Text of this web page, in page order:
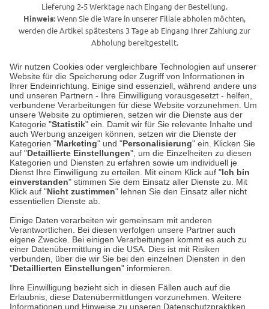
Wir nutzen Cookies oder vergleichbare Technologien auf unserer
Website für die Speicherung oder Zugriff von Informationen in
Ihrer Endeinrichtung. Einige sind essenziell, während andere uns
und unseren Partnern - Ihre Einwilligung vorausgesetzt - helfen,
verbundene Verarbeitungen für diese Website vorzunehmen. Um
unsere Website zu optimieren, setzen wir die Dienste aus der
Kategorie "Statistik" ein. Damit wir für Sie relevante Inhalte und
auch Werbung anzeigen können, setzen wir die Dienste der
Kategorien "Marketing" und "Personalisierung" ein. Klicken Sie
auf "Detaillierte Einstellungen", um die Einzelheiten zu diesen
Kategorien und Diensten zu erfahren sowie um individuell je
Dienst Ihre Einwilligung zu erteilen. Mit einem Klick auf "Ich bin
einverstanden" stimmen Sie dem Einsatz aller Dienste zu. Mit
Klick auf "Nicht zustimmen" lehnen Sie den Einsatz aller nicht
essentiellen Dienste ab.
Einige Daten verarbeiten wir gemeinsam mit anderen
Verantwortlichen. Bei diesen verfolgen unsere Partner auch
eigene Zwecke. Bei einigen Verarbeitungen kommt es auch zu
einer Datenübermittlung in die USA. Dies ist mit Risiken
verbunden, über die wir Sie bei den einzelnen Diensten in den
"Detaillierten Einstellungen" informieren.
Ihre Einwilligung bezieht sich in diesen Fällen auch auf die
Erlaubnis, diese Datenübermittlungen vorzunehmen. Weitere
Informationen und Hinweise zu unseren Datenschutzpraktiken
Lieferung 2-5 Werktage nach Eingang der Bestellung.
Hinweis:Wenn Sie die Ware in unserer Filiale abholen möchten,
werden die Artikel spätestens 3 Tage ab Eingang Ihrer Zahlung zur
Abholung bereitgestellt.
Unser Geschäft in Meckenheim
Auf dem Steinbüchel 6
53340 Meckenheim
Montag bis Samstag 9:00 Uhr bis 18:00 Uhr
weitere Information
Hier finden Sie uns im Netz
Kontakt
Umwelt und Entsorgung
Cookie-Einstellungen in Ihrem Browser
ACHTUNG!